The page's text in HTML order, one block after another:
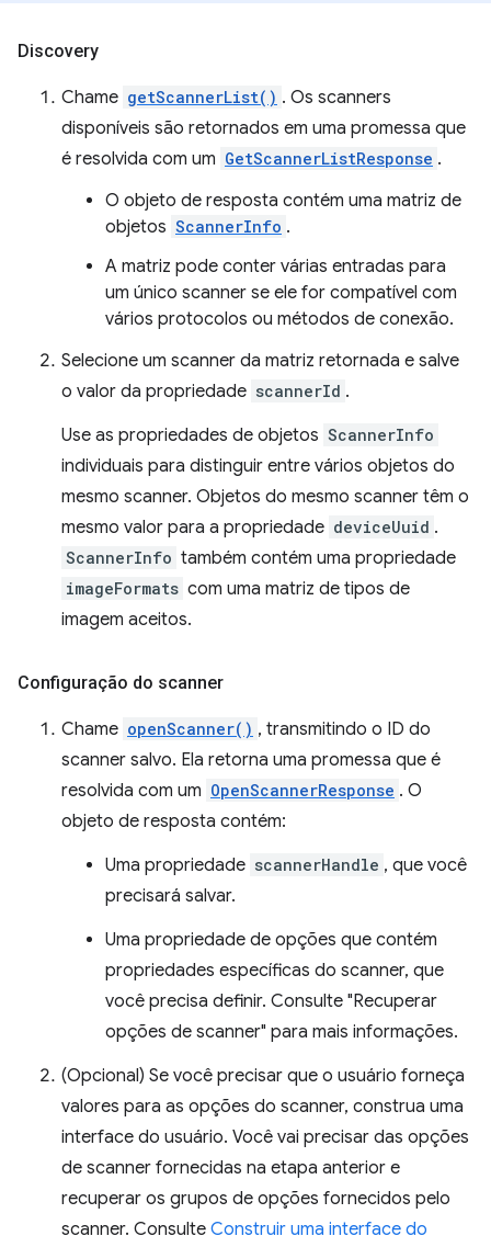
Discovery
Chame getScannerList() . Os scanners
disponíveis são retornados em uma promessa que
é resolvida com um GetScannerListResponse .
O objeto de resposta contém uma matriz de
objetos ScannerInfo .
A matriz pode conter várias entradas para
um único scanner se ele for compatível com
vários protocolos ou métodos de conexão.
Selecione um scanner da matriz retornada e salve
o valor da propriedade scannerId .
Use as propriedades de objetos ScannerInfo
individuais para distinguir entre vários objetos do
mesmo scanner. Objetos do mesmo scanner têm o
mesmo valor para a propriedade deviceUuid .
ScannerInfo também contém uma propriedade
imageFormats com uma matriz de tipos de
imagem aceitos.
Configuração do scanner
Chame openScanner() , transmitindo o ID do
scanner salvo. Ela retorna uma promessa que é
resolvida com um OpenScannerResponse . O
objeto de resposta contém:
Uma propriedade scannerHandle , que você
precisará salvar.
Uma propriedade de opções que contém
propriedades específicas do scanner, que
você precisa definir. Consulte "Recuperar
opções de scanner" para mais informações.
(Opcional) Se você precisar que o usuário forneça
valores para as opções do scanner, construa uma
interface do usuário. Você vai precisar das opções
de scanner fornecidas na etapa anterior e
recuperar os grupos de opções fornecidos pelo
scanner. Consulte Construir uma interface do